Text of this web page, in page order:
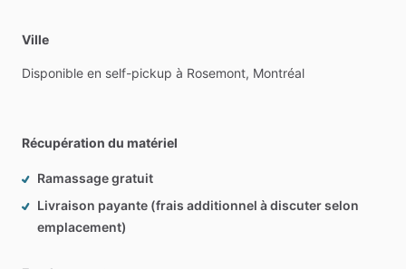
Ville
Disponible en self-pickup à Rosemont, Montréal
Récupération du matériel
Ramassage gratuit
Livraison payante (frais additionnel à discuter selon
emplacement)